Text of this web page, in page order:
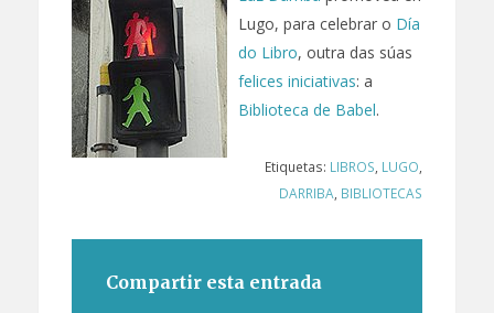
Lugo, para celebrar o Día
do Libro, outra das súas
felices iniciativas: a
Biblioteca de Babel.
Etiquetas: LIBROS, LUGO,
DARRIBA, BIBLIOTECAS
Compartir esta entrada